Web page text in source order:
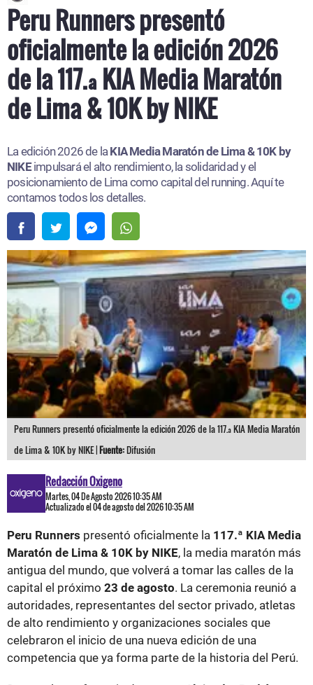
Peru Runners presentó
oficialmente la edición 2026
de la 117.ª KIA Media Maratón
de Lima & 10K by NIKE
La edición 2026 de la KIA Media Maratón de Lima & 10K by
NIKEimpulsará el alto rendimiento, la solidaridad y el
posicionamiento de Lima como capital del running. Aquí te
contamos todos los detalles.
Peru Runners presentó oficialmente la edición 2026 de la 117.ª KIA Media Maratón
de Lima & 10K by NIKE |Fuente:Difusión
Redacción Oxigeno
Martes, 04 De Agosto 2026 10:35 AM
Actualizado el 04 de agosto del 2026 10:35 AM
Peru Runners presentó oficialmente la 117.ª KIA Media
Maratón de Lima & 10K by NIKE, la media maratón más
antigua del mundo, que volverá a tomar las calles de la
capital el próximo 23 de agosto. La ceremonia reunió a
autoridades, representantes del sector privado, atletas
de alto rendimiento y organizaciones sociales que
celebraron el inicio de una nueva edición de una
competencia que ya forma parte de la historia del Perú.